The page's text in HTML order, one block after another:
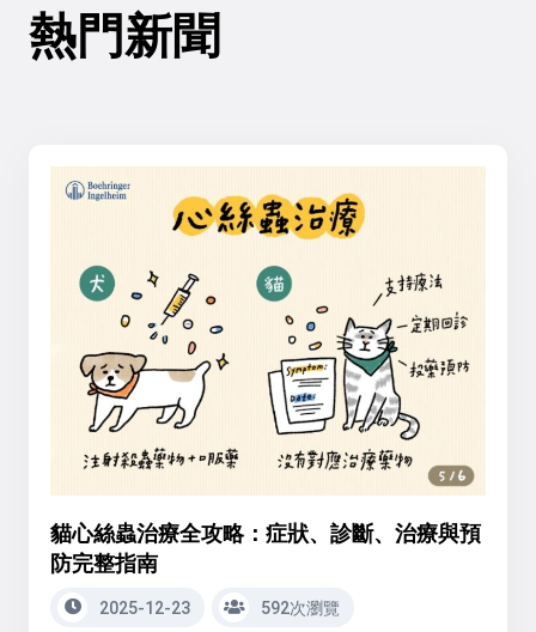
熱門新聞
貓心絲蟲治療全攻略：症狀、診斷、治療與預
防完整指南
2025-12-23 592次瀏覽